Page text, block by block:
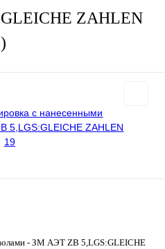
ZAHLEN
- ЗМ АЭТ ZB 5,LGS:GLEICHE